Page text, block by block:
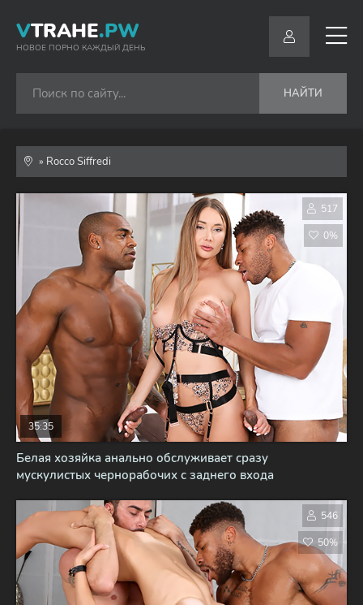
VTRAHE.PW
НОВОЕ ПОРНО КАЖДЫЙ ДЕНЬ
НАЙТИ
» Rocco Siffredi
Белая хозяйка анально обслуживает сразу
мускулистых чернорабочих с заднего входа
35:35
517
0%
546
50%